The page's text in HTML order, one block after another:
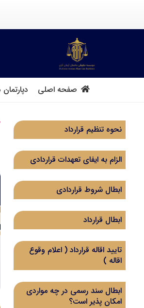
صفحه اصلی
نحوه تنظیم قرارداد
الزام به ایفای تعهدات قراردادی
ابطال شروط قراردادی
ابطال قرارداد
تایید اقاله قرارداد ( اعلام وقوع
اقاله )
ابطال سند رسمی در چه مواردی
امکان پذیر است؟